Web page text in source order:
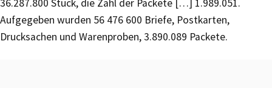
36.287.800 Stück, die Zahl der Packete […] 1.989.051.
Aufgegeben wurden 56 476 600 Briefe, Postkarten,
Drucksachen und Warenproben, 3.890.089 Packete.